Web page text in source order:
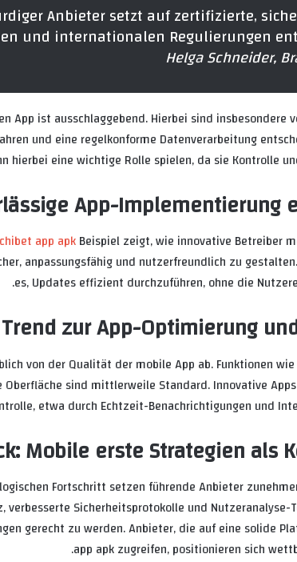
Anbieter setzt auf zertifizierte,
und internationalen Regulierungen
Helga Schneider,
App ist ausschlaggebend. Hierbei sind insbesondere
und eine regelkonforme Datenverarbeitung
hierbei eine wichtige Rolle spielen, da sie Kontrolle
App-Implementierung
app apkBeispiel zeigt, wie innovative Betreiber
anpassungsfähig und nutzerfreundlich zu
es, Updates effizient durchzuführen, ohne die
zur App-Optimierung
von der Qualität der mobile App ab. Funktionen
sind mittlerweile Standard. Innovative
etwa durch Echtzeit-Benachrichtigungen und
Mobile erste Strategien als
Fortschritt setzen führende Anbieter
verbesserte Sicherheitsprotokolle und Nutzeranalyse-
gerecht zu werden. Anbieter, die auf eine solide
app apk zugreifen, positionieren sich